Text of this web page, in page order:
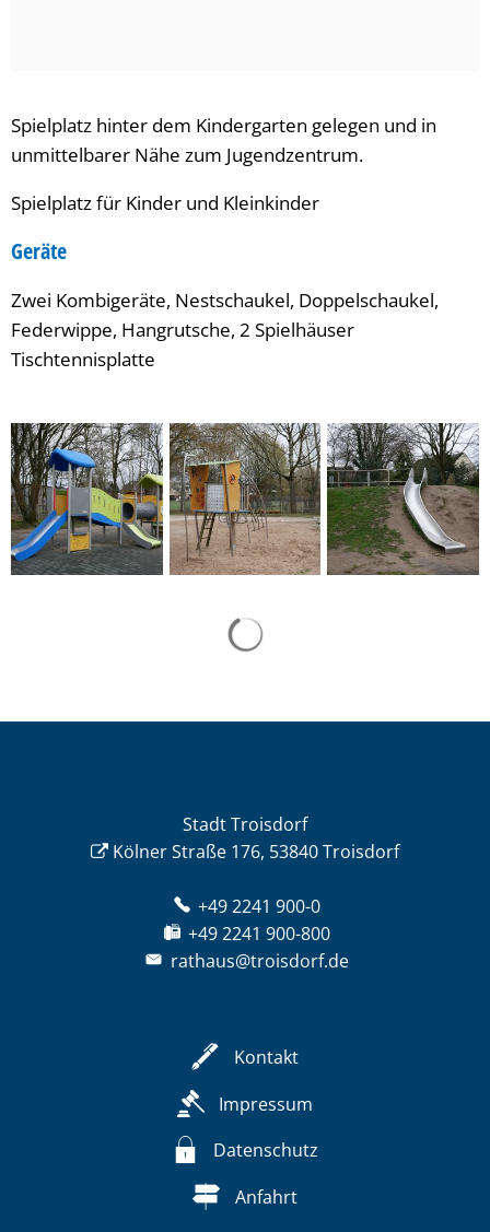
Spielplatz hinter dem Kindergarten gelegen und in
unmittelbarer Nähe zum Jugendzentrum.
Spielplatz für Kinder und Kleinkinder
Geräte
Zwei Kombigeräte, Nestschaukel, Doppelschaukel,
Federwippe, Hangrutsche, 2 Spielhäuser
Tischtennisplatte
Stadt Troisdorf
Kölner Straße 176, 53840 Troisdorf
+49 2241 900-0
+49 2241 900-800
rathaus@troisdorf.de
Kontakt
Impressum
Datenschutz
Anfahrt